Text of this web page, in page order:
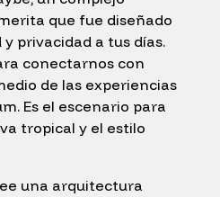
que fue diseñado
privacidad a tus días.
conectarnos con
de las experiencias
Es el escenario para
tropical y el estilo
una arquitectura